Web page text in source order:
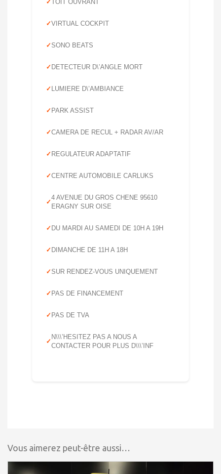
TOIT OUVRANT
VIRTUAL COCKPIT
SONO BEATS
DETECTEUR D\’ANGLE MORT
LUMIERE D\’AMBIANCE
PARK ASSIST
CAMERA DE RECUL + RADAR AV/AR
REGULATEUR ADAPTATIF
CENTRE AUTOMOBILE CARLUKS
4 AVENUE DU GROS CHENE 95610
ERAGNY SUR OISE
DU MARDI AU SAMEDI DE 10H A 19H
DIMANCHE DE 11H A 18H
SUR RENDEZ-VOUS UNIQUEMENT
PAS DE FINANCEMENT
PAS DE TVA
N\\\’HESITEZ PAS A NOUS A
CONTACTER POUR PLUS D\\\’INF
Vous aimerez peut-être aussi…